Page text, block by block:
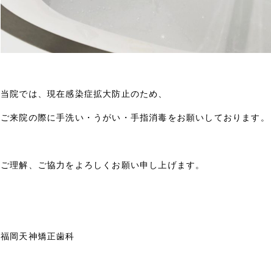
当院では、現在感染症拡大防止のため、
ご来院の際に手洗い・うがい・手指消毒をお願いしております。
ご理解、ご協力をよろしくお願い申し上げます。
福岡天神矯正歯科